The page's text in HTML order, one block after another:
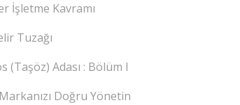
İşletme Kavramı
Tuzağı
(Taşöz) Adası : Bölüm I
Doğru Yönetin